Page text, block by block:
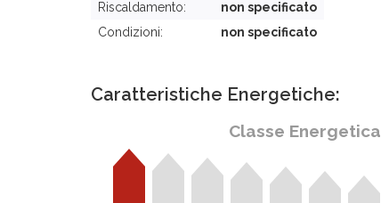
Riscaldamento:
non specificato
Condizioni:
non specificato
Caratteristiche Energetiche:
Classe Energetica